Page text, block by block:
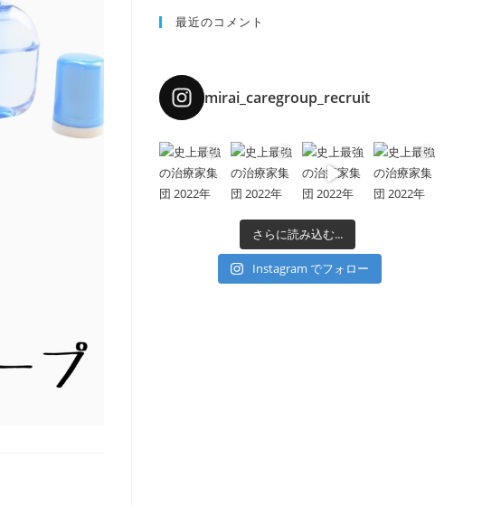
最近のコメント
mirai_caregroup_recruit
さらに読み込む...
Instagram でフォロー